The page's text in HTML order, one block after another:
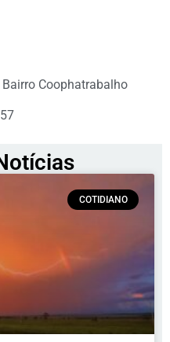
Coophatrabalho
COTIDIANO